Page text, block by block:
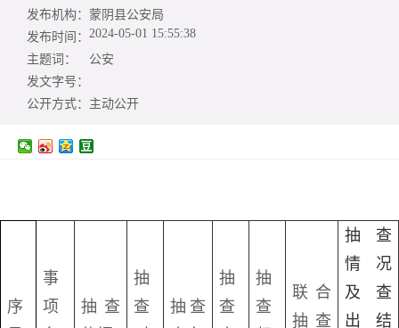
发布机构： 蒙阴县公安局
发布时间： 2024-05-01 15:55:38
主题词：
公安
发文字号：
公开方式： 主动公开
序
事
项
抽查
抽
查
抽查
抽
查
抽
查
联合
抽查
抽查
情况
及查
出结